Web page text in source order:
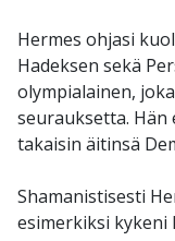
Hermes ohjasi
Hadeksen sekä
olympialainen,
seurauksetta. Hän
takaisin äitinsä
Shamanistisesti
esimerkiksi kykeni